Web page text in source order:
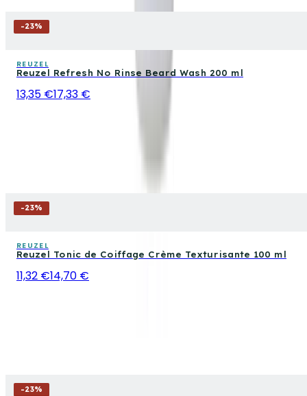
-23%
REUZEL
Reuzel Refresh No Rinse Beard Wash 200 ml
13,35 €17,33 €
-23%
REUZEL
Reuzel Tonic de Coiffage Crème Texturisante 100 ml
11,32 €14,70 €
-23%